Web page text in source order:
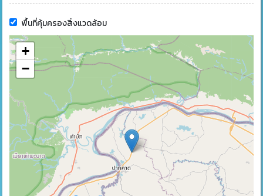
พื้นที่คุ้มครองสิ่งแวดล้อม
+
−